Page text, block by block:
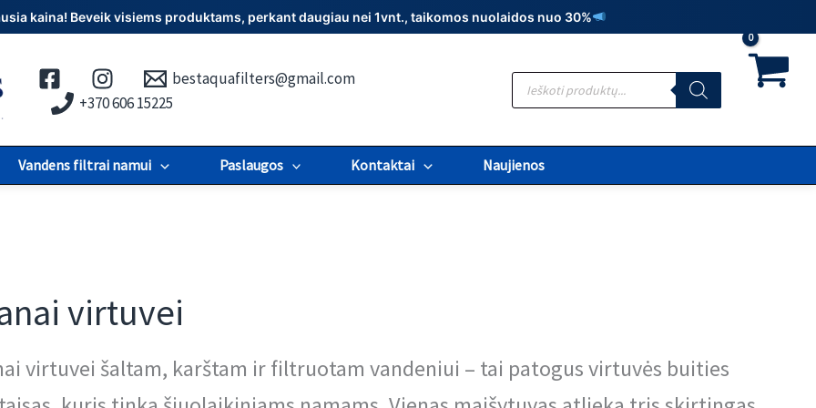
kaina! Beveik visiems produktams, perkant daugiau nei 1vnt., taikomos nuolaidos nuo 30%
bestaquafilters@gmail.com
+370 606 15225
Products
search
Vandens filtrai namui Paslaugos Kontaktai Naujienos
virtuvei
virtuvei šaltam, karštam ir filtruotam vandeniui – tai patogus virtuvės buities